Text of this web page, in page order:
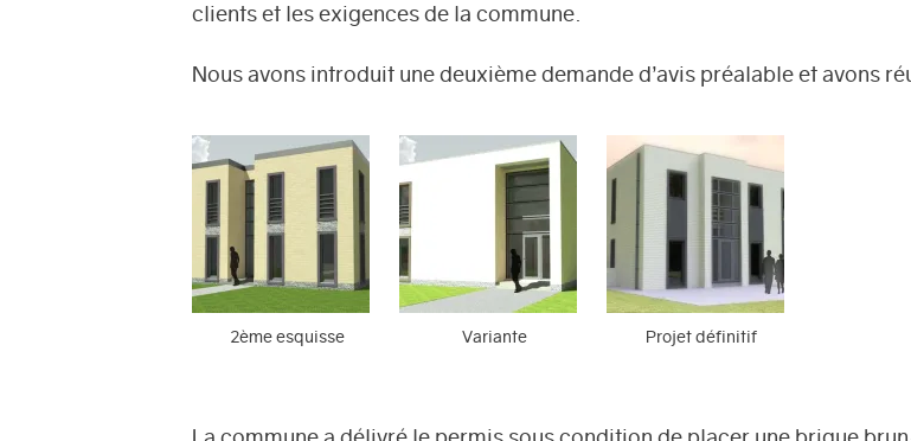
clients et les exigences de la commune.
Nous avons introduit une deuxième demande d’avis préalable et avons
2ème esquisse Variante Projet définitif